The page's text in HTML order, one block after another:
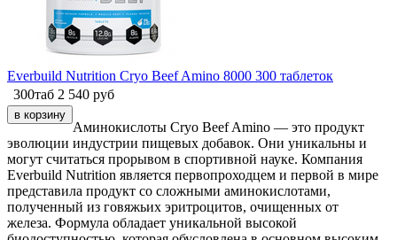
Everbuild Nutrition Cryo Beef Amino 8000 300 таблеток
300таб 2 540 руб
Аминокислоты Cryo Beef Amino — это продукт
эволюции индустрии пищевых добавок. Они уникальны и
могут считаться прорывом в спортивной науке. Компания
Everbuild Nutrition является первопроходцем и первой в мире
представила продукт со сложными аминокислотами,
полученный из говяжьих эритроцитов, очищенных от
железа. Формула обладает уникальной высокой